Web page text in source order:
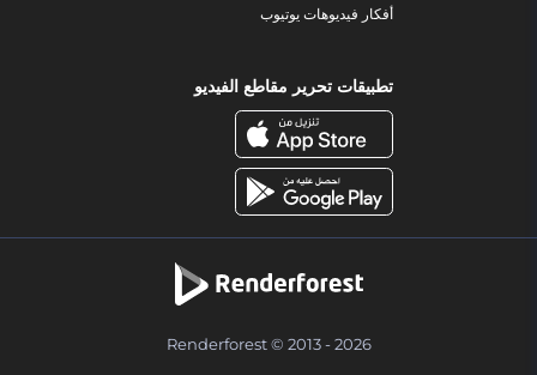
أفكار فيديوهات يوتيوب
تطبيقات تحرير مقاطع الفيديو
Renderforest © 2013 - 2026